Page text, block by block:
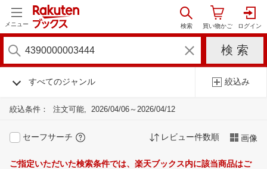
メニュー
すべてのジャンル 絞込み
絞込条件： 注文可能 2026/04/06～2026/04/12
セーフサーチ レビュー件数順 画像
ご指定いただいた検索条件では、楽天ブックス内に該当商品はご